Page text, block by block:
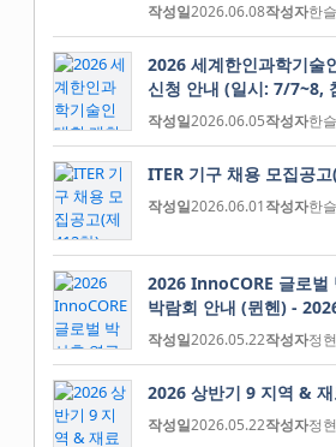
작성일2026.06.08작성자한
2026 세계한인과학기술
신청 안내 (일시: 7/7~8,
작성일2026.06.05작성자한
ITER 기구 채용 모집공
작성일2026.06.01작성자한
2026 InnoCORE 글로벌
박람회 안내 (뮌헨) -
작성일2026.05.22작성자정
2026 상반기 9 지역 &
작성일2026.05.22작성자정